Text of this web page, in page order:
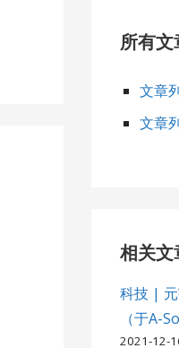
所有文
文章
文章
相关文
科技 |
（于A-
2021-12-